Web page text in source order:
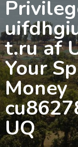
t.ru af
Your
Money
UQ